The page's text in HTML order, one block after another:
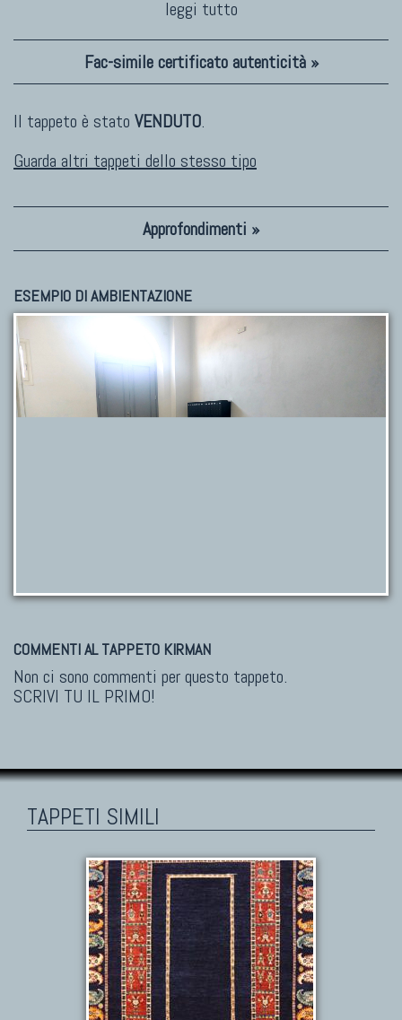
leggi tutto
Fac-simile certificato autenticità »
Il tappeto è stato VENDUTO.
Guarda altri tappeti dello stesso tipo
Approfondimenti »
ESEMPIO DI AMBIENTAZIONE
COMMENTI AL TAPPETO KIRMAN
Non ci sono commenti per questo tappeto.
SCRIVI TU IL PRIMO!
TAPPETI SIMILI